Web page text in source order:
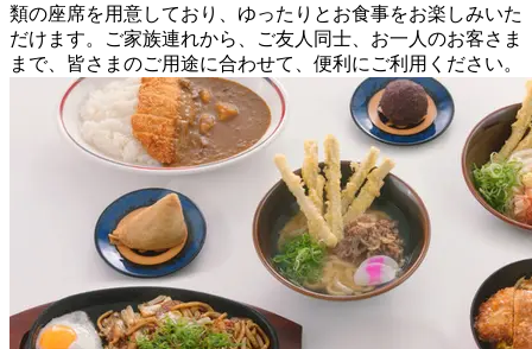
類の座席を用意しており、ゆったりとお食事をお楽しみいた
だけます。ご家族連れから、ご友人同士、お一人のお客さま
まで、皆さまのご用途に合わせて、便利にご利用ください。